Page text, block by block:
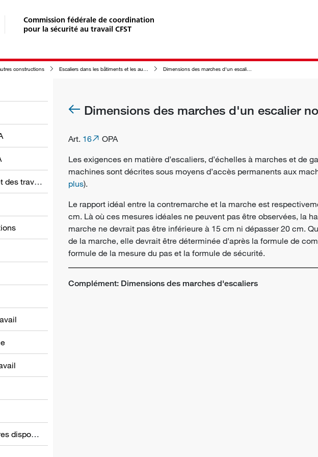
Commission fédérale de coordination
pour la sécurité au travail CFST
constructions Escaliers dans les bâtiments et les autres constructions ainsi que dans leur enceinte Dimensions des marches d'un escalier normal
Obligations des employeurs et des travailleurs
Informations relatives à d’autres dispositions
Dimensions des marches d'un escalier
Art. 16
OPA
Les exigences en matière d’escaliers, d’échelles à marches et de
machines sont décrites sous moyens d’accès permanents aux
plus).
Le rapport idéal entre la contremarche et la marche est
cm. Là où ces mesures idéales ne peuvent pas être observées, la
marche ne devrait pas être inférieure à 15 cm ni dépasser 20 cm.
de la marche, elle devrait être déterminée d'après la formule de
formule de la mesure du pas et la formule de sécurité.
Complément: Dimensions des marches d'escaliers